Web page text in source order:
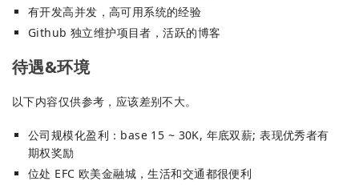
有开发高并发，高可用系统的经验
Github 独立维护项目者，活跃的博客
待遇&环境
以下内容仅供参考，应该差别不大。
公司规模化盈利：base 15 ~ 30K, 年底双薪; 表现优秀者有
期权奖励
位处 EFC 欧美金融城，生活和交通都很便利